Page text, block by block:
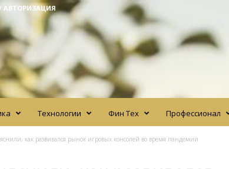
АВТОРИЗАЦИЯ
Технологии Фин Тех Профессионал
как развивался рынок игровых консолей во время пандемии